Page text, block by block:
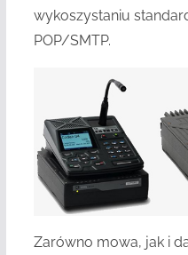
wykoszystaniu
POP/SMTP.
Zarówno mowa, jak i